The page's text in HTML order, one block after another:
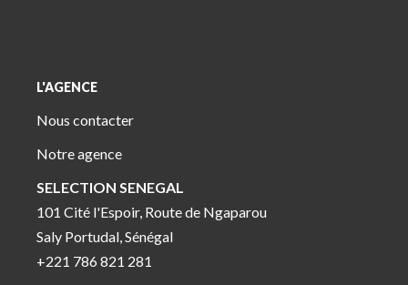
L'AGENCE
Nous contacter
Notre agence
SELECTION SENEGAL
101 Cité l'Espoir, Route de Ngaparou
Saly Portudal, Sénégal
+221 786 821 281